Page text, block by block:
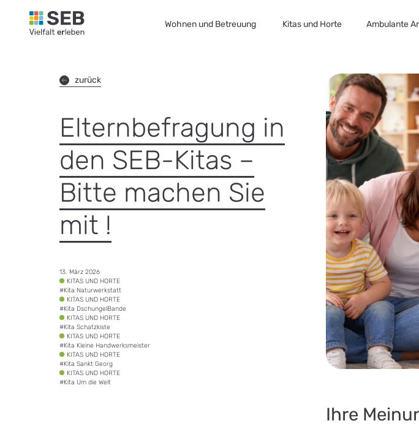
SEB Leipzig, Vielfalt erleben - zur Startseite
Wohnen und Betreuung Kitas und Horte Ambulante
zurück
Elternbefragung in
den SEB-Kitas –
Bitte machen Sie
mit !
Datum:
13. März 2026
Tags:KITAS UND HORTE
#Kita Naturwerkstatt
KITAS UND HORTE
#Kita DschungelBande
KITAS UND HORTE
#Kita Schatzkiste
KITAS UND HORTE
#Kita Kleine Handwerksmeister
KITAS UND HORTE
#Kita Sankt Georg
KITAS UND HORTE
#Kita Um die Welt
Ihre